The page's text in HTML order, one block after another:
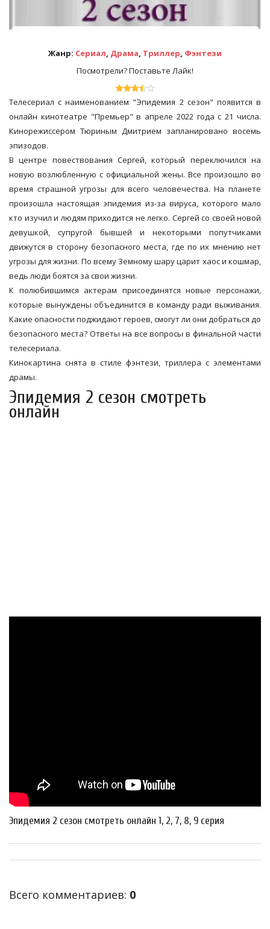
Жанр: Сериал, Драма, Триллер, Фэнтези
Посмотрели? Поставьте Лайк!
Телесериал с наименованием "Эпидемия 2 сезон" появится в
онлайн кинотеатре "Премьер" в апреле 2022 года с 21 числа.
Кинорежиссером Тюриным Дмитрием запланировано восемь
эпизодов.
В центре повествования Сергей, который переключился на
новую возлюбленную с официальной жены. Все произошло во
время страшной угрозы для всего человечества. На планете
произошла настоящая эпидемия из-за вируса, которого мало
кто изучил и людям приходится не легко. Сергей со своей новой
девушкой, супругой бывшей и некоторыми попутчиками
движутся в сторону безопасного места, где по их мнению нет
угрозы для жизни. По всему Земному шару царит хаос и кошмар,
ведь люди боятся за свои жизни.
К полюбившимся актерам присоединятся новые персонажи,
которые вынуждены объединится в команду ради выживания.
Какие опасности поджидают героев, смогут ли они добраться до
безопасного места? Ответы на все вопросы в финальной части
телесериала.
Кинокартина снята в стиле фэнтези, триллера с элементами
драмы.
Эпидемия 2 сезон смотреть
онлайн
Эпидемия 2 сезон смотреть онлайн 1, 2, 7, 8, 9 серия
Всего комментариев: 0